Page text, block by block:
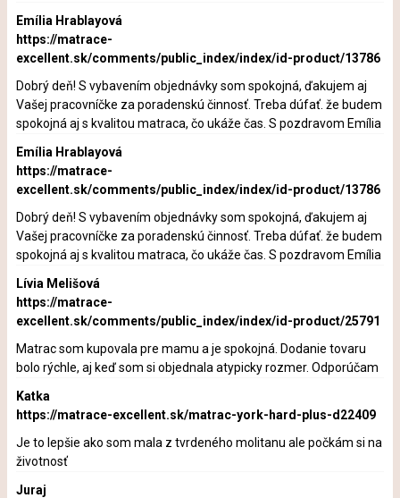
Emília Hrablayová
https://matrace-
excellent.sk/comments/public_index/index/id-product/13786
Dobrý deň! S vybavením objednávky som spokojná, ďakujem aj
Vašej pracovníčke za poradenskú činnosť. Treba dúfať. že budem
spokojná aj s kvalitou matraca, čo ukáže čas. S pozdravom Emília
Emília Hrablayová
https://matrace-
excellent.sk/comments/public_index/index/id-product/13786
Dobrý deň! S vybavením objednávky som spokojná, ďakujem aj
Vašej pracovníčke za poradenskú činnosť. Treba dúfať. že budem
spokojná aj s kvalitou matraca, čo ukáže čas. S pozdravom Emília
Lívia Melišová
https://matrace-
excellent.sk/comments/public_index/index/id-product/25791
Matrac som kupovala pre mamu a je spokojná. Dodanie tovaru
bolo rýchle, aj keď som si objednala atypicky rozmer. Odporúčam
Katka
https://matrace-excellent.sk/matrac-york-hard-plus-d22409
Je to lepšie ako som mala z tvrdeného molitanu ale počkám si na
životnosť
Juraj